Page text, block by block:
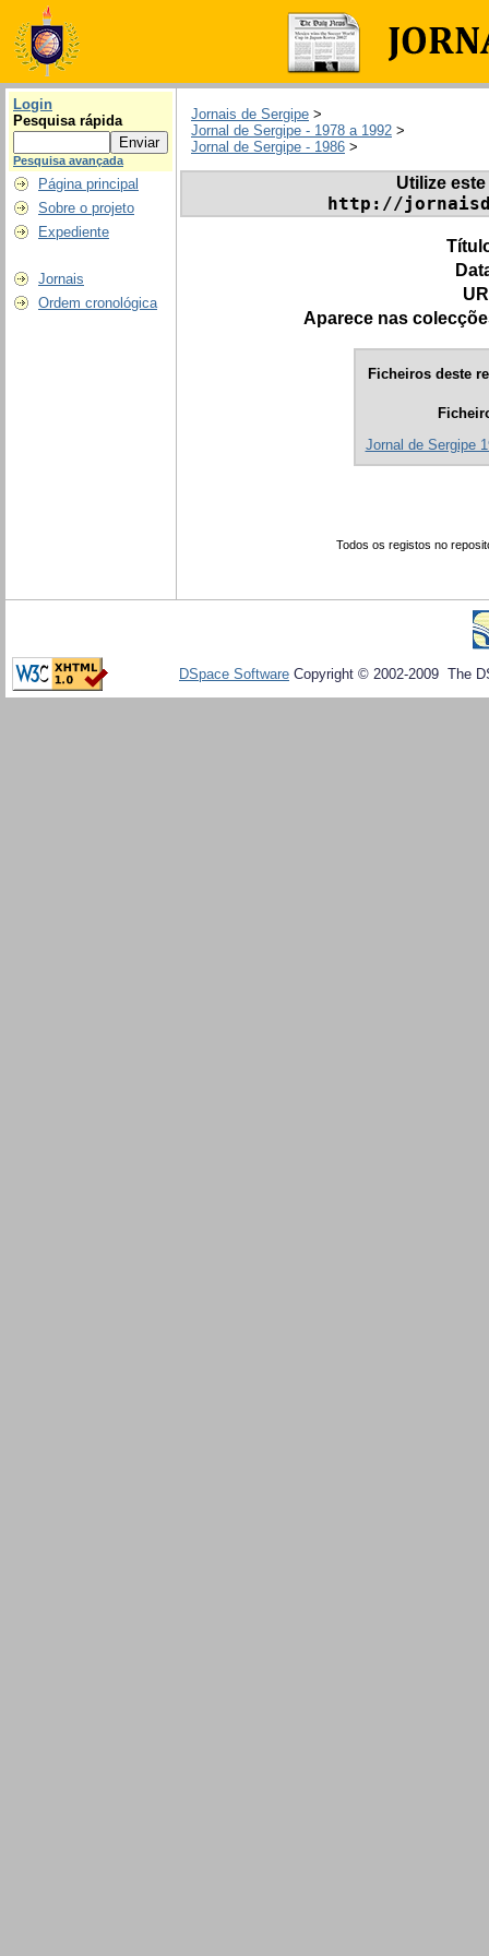
Login
Pesquisa rápida
Pesquisa avançada
Página principal
Sobre o projeto
Expediente
Jornais
Ordem cronológica
Jornais de Sergipe >
Jornal de Sergipe - 1978 a 1992 >
Jornal de Sergipe - 1986 >
Utilize
http://
Aparece nas
Ficheiros deste
Jornal de Sergipe
Todos os registos no
DSpace Software Copyright © 2002-2009 The